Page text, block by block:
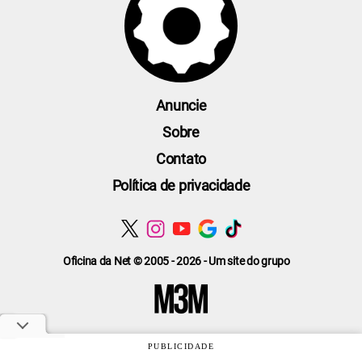
Oficina da Net © 2005 - 2026 - Um site do grupo
Anuncie
Sobre
Contato
Política de privacidade
PUBLICIDADE